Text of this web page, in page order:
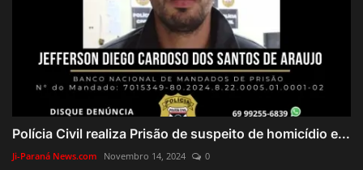
Polícia Civil realiza Prisão de suspeito de homicídio e...
Ji-Paraná News.com Novembro 14, 2024 0